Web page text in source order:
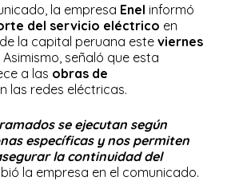
la empresa Enel informó
del servicio eléctrico en
la capital peruana esteviernes
Asimismo, señaló que esta
a las obras de
las redes eléctricas.
se ejecutan según
específicas y nos permiten
la continuidad del
la empresa en el comunicado.